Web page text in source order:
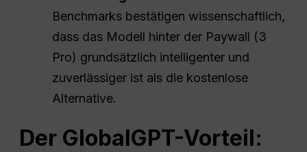
Benchmarks bestätigen wissenschaftlich,
dass das Modell hinter der Paywall (3
Pro) grundsätzlich intelligenter und
zuverlässiger ist als die kostenlose
Alternative.
Der GlobalGPT-Vorteil: